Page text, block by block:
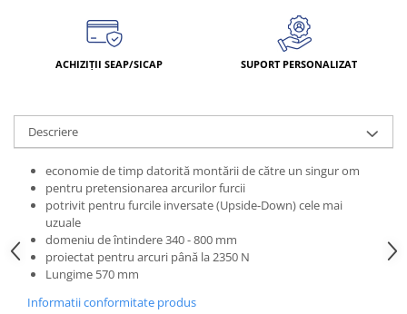
ACHIZIȚII SEAP/SICAP SUPORT PERSONALIZAT
Descriere
economie de timp datorită montării de către un singur om
pentru pretensionarea arcurilor furcii
potrivit pentru furcile inversate (Upside-Down) cele mai
uzuale
domeniu de întindere 340 - 800 mm
proiectat pentru arcuri până la 2350 N
Lungime 570 mm
Informatii conformitate produs